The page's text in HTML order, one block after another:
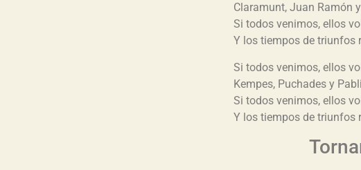
Claramunt, Juan Ramón
Si todos venimos, ellos
Y los tiempos de triunfos
Si todos venimos, ellos
Kempes, Puchades y
Si todos venimos, ellos
Y los tiempos de triunfos